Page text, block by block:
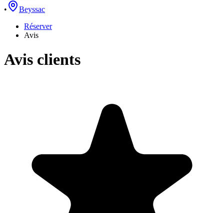
•
Beyssac
Réserver
Avis
Avis clients